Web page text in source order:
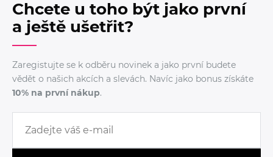
Chcete u toho být jako první
a ještě ušetřit?
Zaregistujte se k odběru novinek a jako první budete
vědět o našich akcích a slevách. Navíc jako bonus získáte
10% na první nákup.